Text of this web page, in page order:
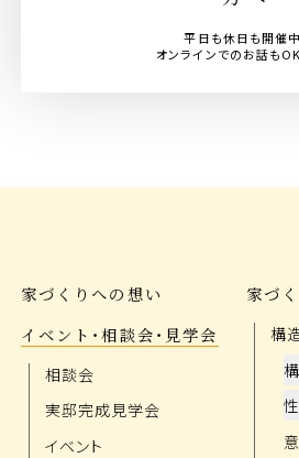
平日も休日も開催中
オンラインでのお話もOK
家づくりへの想い
イベント・相談会・見学会
相談会
実邸完成見学会
イベント
家づ
構